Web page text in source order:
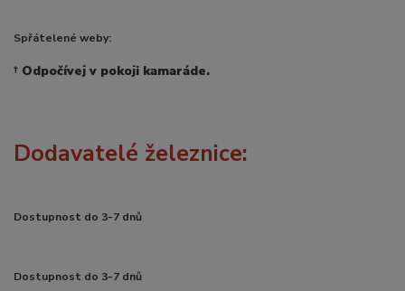
Spřátelené weby:
† Odpočívej v pokoji kamaráde.
Dodavatelé železnice:
Dostupnost do 3-7 dnů
Dostupnost do 3-7 dnů